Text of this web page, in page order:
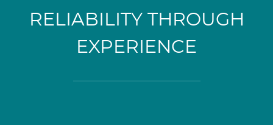
RELIABILITY THROUGH
EXPERIENCE